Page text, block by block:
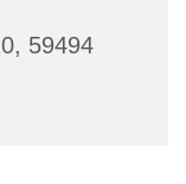
59494